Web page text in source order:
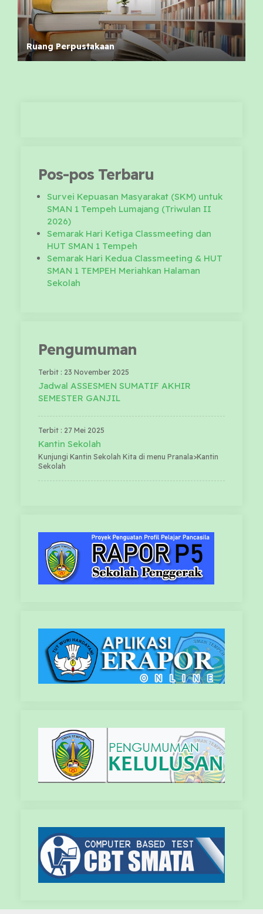
Ruang Perpustakaan
Pos-pos Terbaru
Survei Kepuasan Masyarakat (SKM) untuk
SMAN 1 Tempeh Lumajang (Triwulan II
2026)
Semarak Hari Ketiga Classmeeting dan
HUT SMAN 1 Tempeh
Semarak Hari Kedua Classmeeting & HUT
SMAN 1 TEMPEH Meriahkan Halaman
Sekolah
Pengumuman
Terbit : 23 November 2025
Jadwal ASSESMEN SUMATIF AKHIR
SEMESTER GANJIL
Terbit : 27 Mei 2025
Kantin Sekolah
Kunjungi Kantin Sekolah Kita di menu Pranala>Kantin
Sekolah